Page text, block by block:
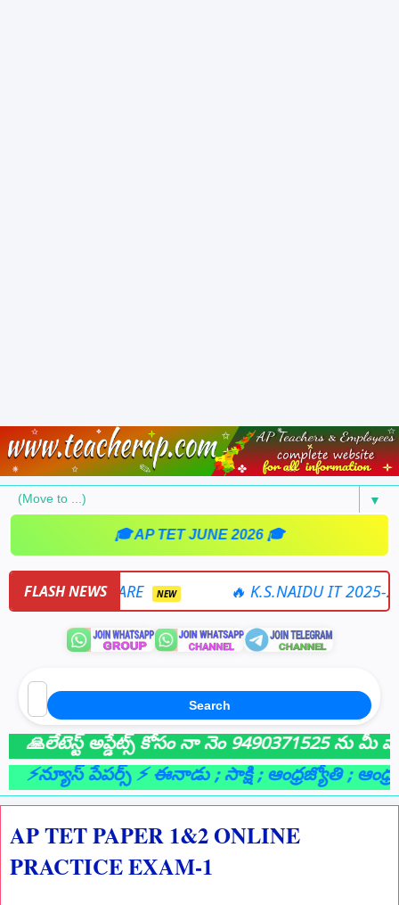
▼
🎓 AP TET JUNE 2026 🎓
FLASH NEWS
SOFTWARE NEW 🔥 K.S.NAIDU IT 2025-26
Search
అప్డేట్స్ కోసం నా నెం 9490371525 ను మీ
పేపర్స్ ⚡ ఈనాడు; సాక్షి; ఆంధ్రజ్యోతి;
AP TET PAPER 1&2 ONLINE
PRACTICE EXAM-1